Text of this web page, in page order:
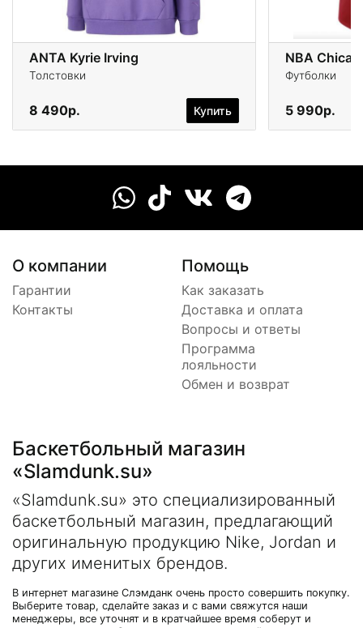
ANTA Kyrie Irving
Толстовки
8 490р. Купить
Футболки
5 990р.
О компании
Гарантии
Контакты
Помощь
Как заказать
Доставка и оплата
Вопросы и ответы
Программа
лояльности
Обмен и возврат
Баскетбольный магазин
«Slamdunk.su»
«Slamdunk.su» это специализированный
баскетбольный магазин, предлагающий
оригинальную продукцию Nike, Jordan и
других именитых брендов.
В интернет магазине Слэмданк очень просто совершить покупку.
Выберите товар, сделайте заказ и с вами свяжутся наши
менеджеры, все уточнят и в кратчайшее время соберут и